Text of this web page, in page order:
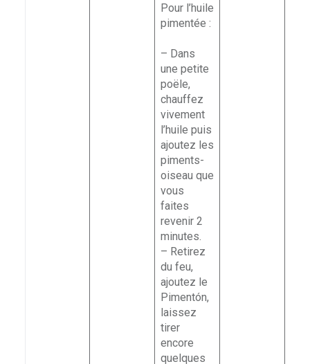
Pour l’huile
pimentée :
– Dans
une petite
poële,
chauffez
vivement
l’huile puis
ajoutez les
piments-
oiseau que
vous
faites
revenir 2
minutes.
– Retirez
du feu,
ajoutez le
Pimentón,
laissez
tirer
encore
quelques